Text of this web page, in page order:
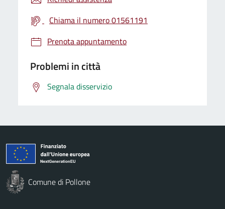
Chiama il numero 01561191
Prenota appuntamento
Problemi in città
Segnala disservizio
Comune di Pollone